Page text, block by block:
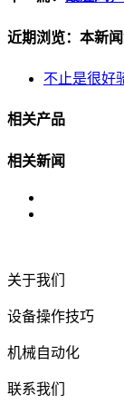
近期浏览：本新闻
不止是很好
相关产品
相关新闻
关于我们
设备操作技巧
机械自动化
联系我们